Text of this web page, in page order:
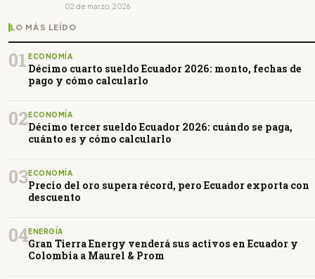
02 de marzo, 2026
LO MÁS LEÍDO
01 ECONOMÍA
Décimo cuarto sueldo Ecuador 2026: monto, fechas de
pago y cómo calcularlo
02ECONOMÍA
Décimo tercer sueldo Ecuador 2026: cuándo se paga,
cuánto es y cómo calcularlo
03ECONOMÍA
Precio del oro supera récord, pero Ecuador exporta con
descuento
04ENERGÍA
Gran Tierra Energy venderá sus activos en Ecuador y
Colombia a Maurel & Prom